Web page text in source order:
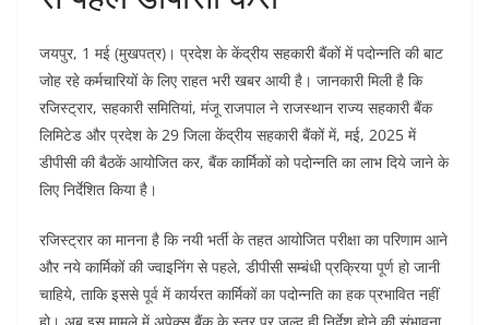
जयपुर, 1 मई (मुखपत्र)। प्रदेश के केंद्रीय सहकारी बैंकों में पदोन्नति की बाट
जोह रहे कर्मचारियों के लिए राहत भरी खबर आयी है। जानकारी मिली है कि
रजिस्ट्रार, सहकारी समितियां, मंजू राजपाल ने राजस्थान राज्य सहकारी बैंक
लिमिटेड और प्रदेश के 29 जिला केंद्रीय सहकारी बैंकों में, मई, 2025 में
डीपीसी की बैठकें आयोजित कर, बैंक कार्मिकों को पदोन्नति का लाभ दिये जाने के
लिए निर्देशित किया है।
रजिस्ट्रार का मानना है कि नयी भर्ती के तहत आयोजित परीक्षा का परिणाम आने
और नये कार्मिकों की ज्वाइनिंग से पहले, डीपीसी सम्बंधी प्रक्रिया पूर्ण हो जानी
चाहिये, ताकि इससे पूर्व में कार्यरत कार्मिकों का पदोन्नति का हक प्रभावित नहीं
हो। अब इस मामले में अपेक्स बैंक के स्तर पर जल्द ही निर्देश होने की संभावना